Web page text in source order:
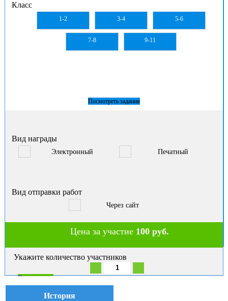
Класс
1-2 3-4 5-6
7-8 9-11
Посмотреть задания
Вид награды
Электронный Печатный
Вид отправки работ
Через сайт
Цена за участие 100 руб.
Укажите количество участников
В корзину
История